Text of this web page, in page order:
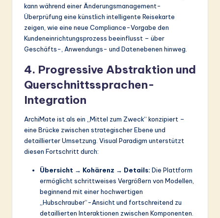
kann während einer Änderungsmanagement-
Überprüfung eine künstlich intelligente Reisekarte
zeigen, wie eine neue Compliance-Vorgabe den
Kundeneinrichtungsprozess beeinflusst – über
Geschäfts-, Anwendungs- und Datenebenen hinweg.
4. Progressive Abstraktion und
Querschnittssprachen-
Integration
ArchiMate ist als ein „Mittel zum Zweck“ konzipiert –
eine Brücke zwischen strategischer Ebene und
detaillierter Umsetzung. Visual Paradigm unterstützt
diesen Fortschritt durch:
Übersicht → Kohärenz → Details: Die Plattform
ermöglicht schrittweises Vergrößern von Modellen,
beginnend mit einer hochwertigen
„Hubschrauber“-Ansicht und fortschreitend zu
detaillierten Interaktionen zwischen Komponenten.